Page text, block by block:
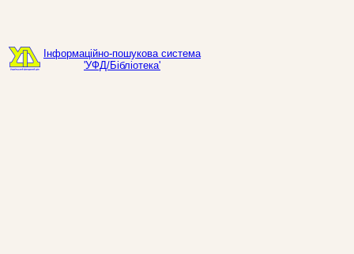
Інформаційно-пошукова система
'УФД/Бібліотека'